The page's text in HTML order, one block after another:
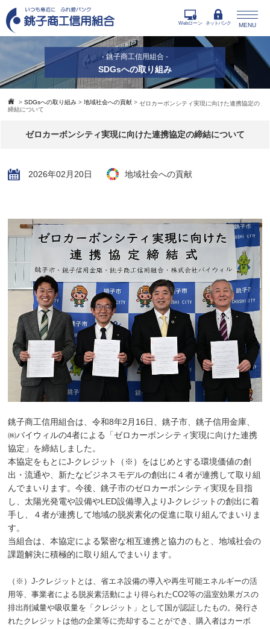
MENU
Webローン ネットバンク
- 銚子商工信用組合 -
SDGsへの取り組み
>SDGsへの取り組み >地域社会への貢献 >ゼロカーボンシティ実現に向けた連携協定の
締結について
ゼロカーボンシティ実現に向けた連携協定の締結について
2026年02月20日 地域社会への貢献
銚子商工信用組合は、令和8年2月16日、銚子市、銚子信用金庫、
㈱バイウィルの4者による「ゼロカーボンシティ実現に向けた連携
協定」を締結しました。
本協定をもとにJ-クレジット（※）をはじめとする環境価値の創
出・流通や、新たなビジネスモデルの創出に４者が連携して取り組
んでまいります。今後、銚子市のゼロカーボンシティ実現を目指
し、太陽光発電や設備やLED設備導入よりJ-クレジットの創出に着
手し、４者が連携して地域の脱炭素化の促進に取り組んでまいりま
す。
当組合は、本協定による緊密な相互連携と協力のもと、地域社会の
課題解決に積極的に取り組んでまいります。
（※）J-クレジットとは、省エネ設備の導入や再生可能エネルギーの活
用等、事業者による脱炭素活動により得られたCO2等の温室効果ガスの
排出削減量や吸収量を「クレジット」として国が認証したもの。発行さ
れたクレジットは他の企業等に売却することができ、購入者はカーボ